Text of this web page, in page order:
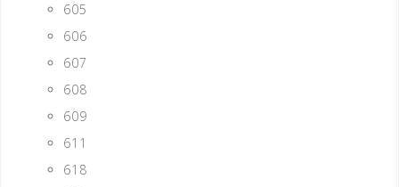
605
606
607
608
609
611
618